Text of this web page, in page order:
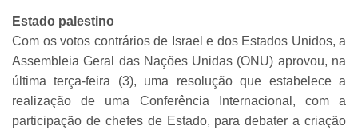
Estado palestino
Com os votos contrários de Israel e dos Estados Unidos, a
Assembleia Geral das Nações Unidas (ONU) aprovou, na
última terça-feira (3), uma resolução que estabelece a
realização de uma Conferência Internacional, com a
participação de chefes de Estado, para debater a criação